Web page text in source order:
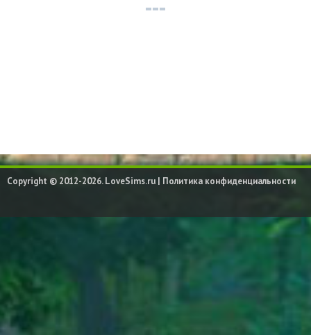
Copyright © 2012-2026. LoveSims.ru | Политика конфиденциальности